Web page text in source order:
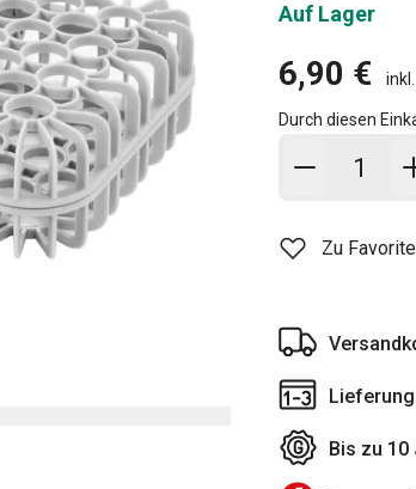
Auf Lager
6,90 €
Durch diesen
In den
Zu
Bis zu 10